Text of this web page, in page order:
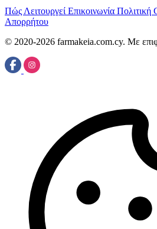
Πώς Λειτουργεί Επικοινωνία Πολιτική
Απορρήτου
© 2020-2026 farmakeia.com.cy. Με